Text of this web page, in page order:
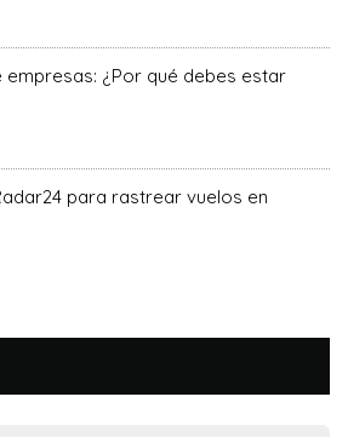
empresas: ¿Por qué debes estar
para rastrear vuelos en